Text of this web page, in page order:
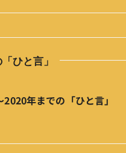
ひと言」
年までの「ひと言」